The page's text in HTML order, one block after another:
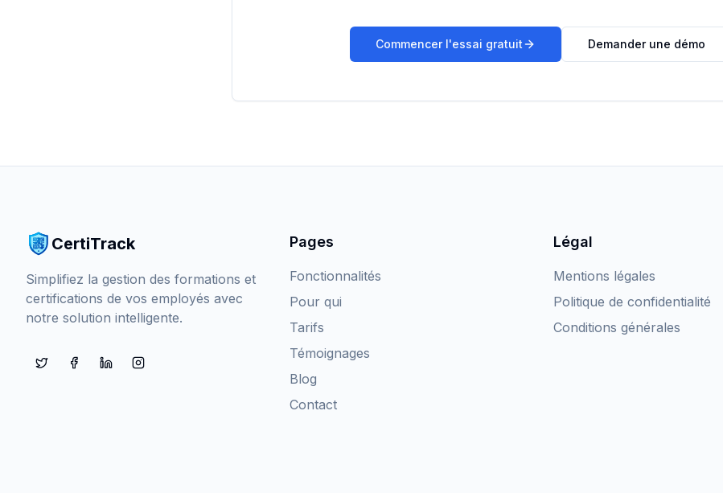
Commencer l'essai gratuit Demander une démo
CertiTrack
Simplifiez la gestion des formations et
certifications de vos employés avec
notre solution intelligente.
TwitterFacebookLinkedInInstagram
Pages
Fonctionnalités
Pour qui
Tarifs
Témoignages
Blog
Contact
Légal
Mentions légales
Politique de confidentialité
Conditions générales